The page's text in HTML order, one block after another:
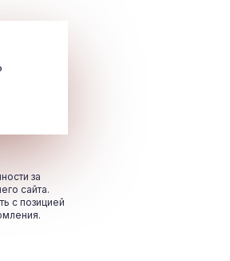
за
сайта.
с позицией